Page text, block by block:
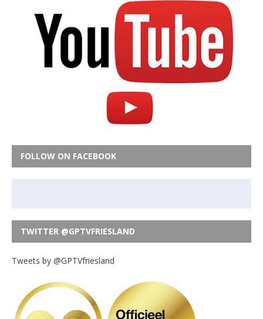
FOLLOW ON FACEBOOK
TWITTER @GPTVFRIESLAND
Tweets by @GPTVfriesland